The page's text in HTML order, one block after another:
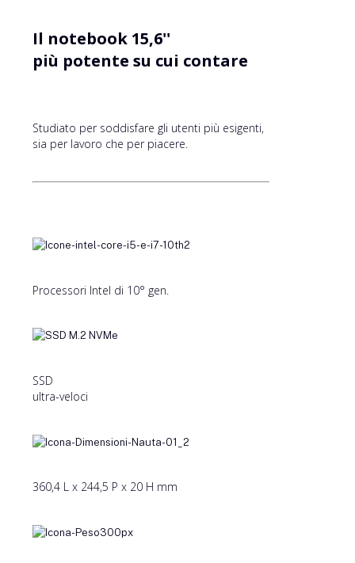
Il notebook 15,6''
più potente su cui contare
Studiato per soddisfare gli utenti più esigenti,
sia per lavoro che per piacere.
Processori Intel di 10° gen.
SSD
ultra-veloci
360,4 L x 244,5 P x 20 H mm